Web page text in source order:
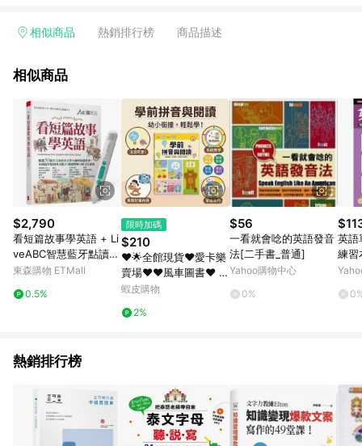
電玩/遊戲/相機/單眼/鏡頭/拍立得 [2024/6/1起適用] -內接硬
的購回饋活動享Yahoo超贈點回饋者 - 購物中心商店之商品：商
3. 訂單回饋金額將扣除運費/購物金/超贈點/福利金/紅利折抵/折
價券等虛擬貨幣折抵 4. 大宗採購或批發轉賣不具回饋資格： 如
有相關事證認定您為大宗採購、批發轉賣而非最終消費使用者，
相關認定以Yahoo購物中心之認定為準
相似商品 熱銷排行榜 商品描述
相似商品
$2,790
看短篇故事學英語 + Li
veABC智慧藍牙點讀筆
16G
東森購物 ETMall
0.5%
限時加碼
$210
❤️🌟全館現貨❤️愛卡樂
賣場❤️❤️風車圖書❤️ 學
前拼音與閱讀 學齡前先
習
蝦皮購物
2%
$56
一看就會唸的英語發音
法[二手書_普通]
Yahoo購物中心
0%
英語
練習
熱銷排行榜